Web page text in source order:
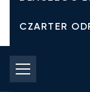
CZARTER
KOSZTY
PRYWATNE